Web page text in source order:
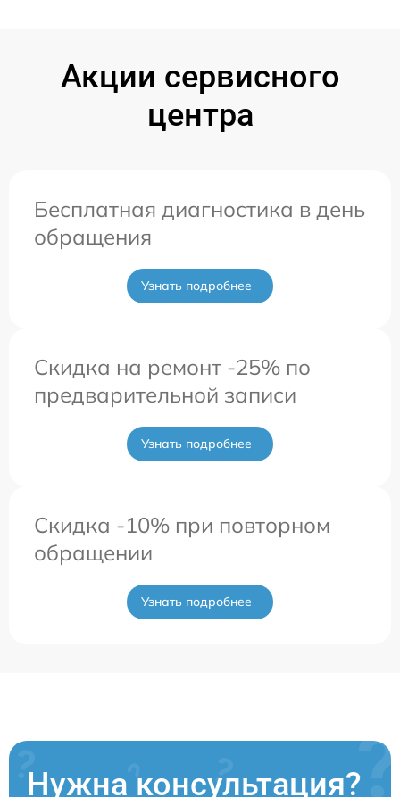
Акции сервисного
центра
Бесплатная диагностика в день
обращения
Узнать подробнее
Скидка на ремонт -25% по
предварительной записи
Узнать подробнее
Скидка -10% при повторном
обращении
Узнать подробнее
Нужна консультация?